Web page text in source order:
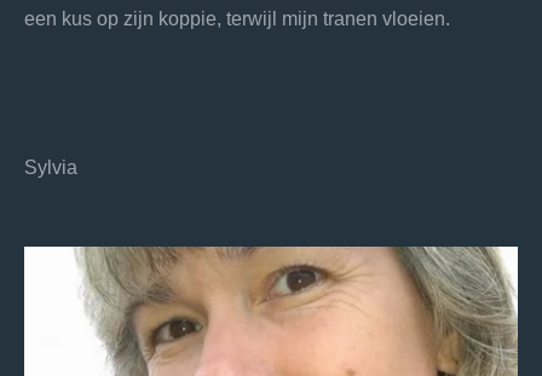
een kus op zijn koppie, terwijl mijn tranen vloeien.
Sylvia